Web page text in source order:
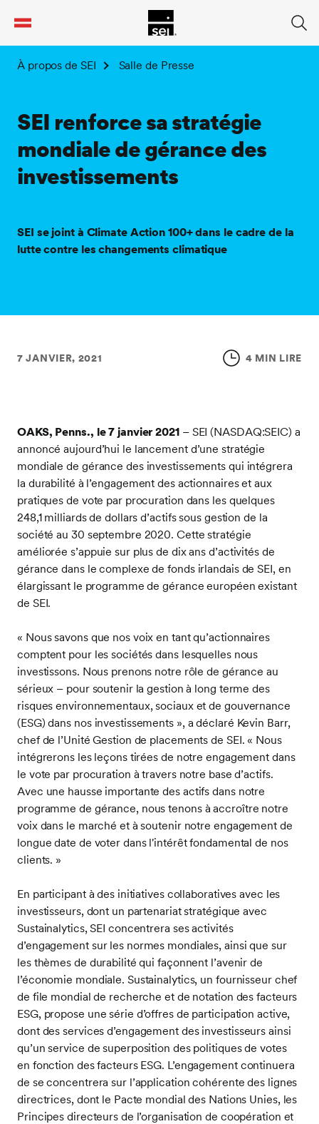
À propos de SEI Salle de Presse
SEI renforce sa stratégie
mondiale de gérance des
investissements
SEI se joint à Climate Action 100+ dans le cadre de la
lutte contre les changements climatique
7 JANVIER, 2021 4 MIN LIRE
OAKS, Penns., le 7 janvier 2021 – SEI (NASDAQ:SEIC) a
annoncé aujourd’hui le lancement d’une stratégie
mondiale de gérance des investissements qui intégrera
la durabilité à l’engagement des actionnaires et aux
pratiques de vote par procuration dans les quelques
248,1 milliards de dollars d’actifs sous gestion de la
société au 30 septembre 2020. Cette stratégie
améliorée s’appuie sur plus de dix ans d’activités de
gérance dans le complexe de fonds irlandais de SEI, en
élargissant le programme de gérance européen existant
de SEI.
« Nous savons que nos voix en tant qu’actionnaires
comptent pour les sociétés dans lesquelles nous
investissons. Nous prenons notre rôle de gérance au
sérieux – pour soutenir la gestion à long terme des
risques environnementaux, sociaux et de gouvernance
(ESG) dans nos investissements », a déclaré Kevin Barr,
chef de l’Unité Gestion de placements de SEI. « Nous
intégrerons les leçons tirées de notre engagement dans
le vote par procuration à travers notre base d’actifs.
Avec une hausse importante des actifs dans notre
programme de gérance, nous tenons à accroître notre
voix dans le marché et à soutenir notre engagement de
longue date de voter dans l'intérêt fondamental de nos
clients. »
En participant à des initiatives collaboratives avec les
investisseurs, dont un partenariat stratégique avec
Sustainalytics, SEI concentrera ses activités
d’engagement sur les normes mondiales, ainsi que sur
les thèmes de durabilité qui façonnent l’avenir de
l’économie mondiale. Sustainalytics, un fournisseur chef
de file mondial de recherche et de notation des facteurs
ESG, propose une série d’offres de participation active,
dont des services d’engagement des investisseurs ainsi
qu’un service de superposition des politiques de votes
en fonction des facteurs ESG. L’engagement continuera
de se concentrera sur l’application cohérente des lignes
directrices, dont le Pacte mondial des Nations Unies, les
Principes directeurs de l’organisation de coopération et